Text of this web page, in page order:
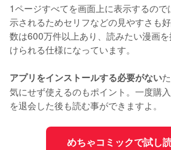
1ページすべてを画面上に表示するの
示されるためセリフなどの見やすさも
数は600万件以上あり、読みたい漫画
けられる仕様になっています。
アプリをインストールする必要がない
気にせず使えるのもポイント。一度購
を退会した後も読む事ができますよ。
めちゃコミックで試し